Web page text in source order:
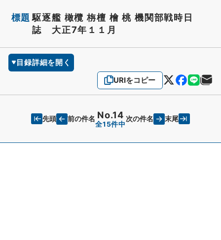
標題 駆逐艦 橄欖 栴檀 檜 桃 機関部戦時日
誌 大正7年１１月
目録詳細を開く
URIをコピー
先頭 前の件名 No.14
全15件中
次の件名 末尾